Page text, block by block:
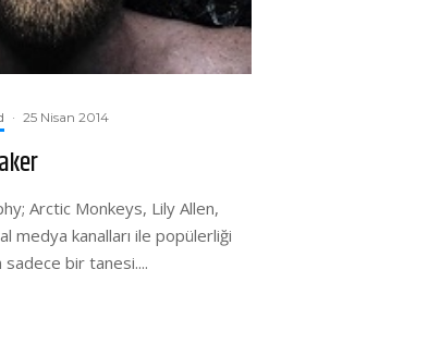
· 25 Nisan 2014
Arctic Monkeys, Lily Allen,
medya kanalları ile popülerliği
bir tanesi....